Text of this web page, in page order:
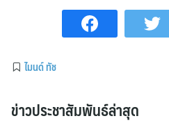
ไมนด์ ทัช
ข่าวประชาสัมพันธ์ล่าสุด